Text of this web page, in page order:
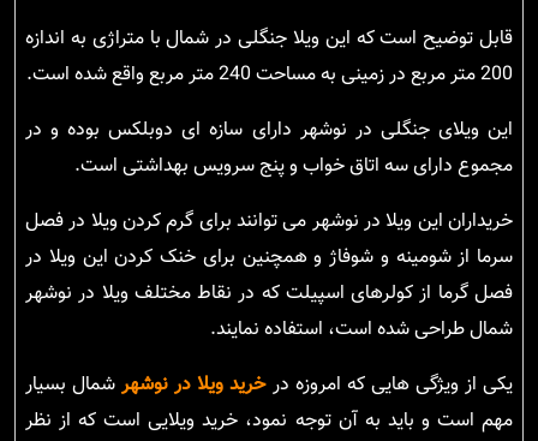
قابل توضیح است که این ویلا جنگلی در شمال با متراژی به اندازه
200 متر مربع در زمینی به مساحت 240 متر مربع واقع شده است.
این ویلای جنگلی در نوشهر دارای سازه ای دوبلکس بوده و در
مجموع دارای سه اتاق خواب و پنج سرویس بهداشتی است.
خریداران این ویلا در نوشهر می توانند برای گرم کردن ویلا در فصل
سرما از شومینه و شوفاژ و همچنین برای خنک کردن این ویلا در
فصل گرما از کولرهای اسپیلت که در نقاط مختلف ویلا در نوشهر
شمال طراحی شده است، استفاده نمایند.
یکی از ویژگی هایی که امروزه درخرید ویلا در نوشهرشمال بسیار
مهم است و باید به آن توجه نمود، خرید ویلایی است که از نظر